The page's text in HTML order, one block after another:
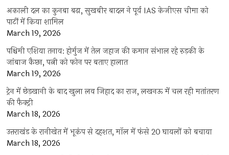
अकाली दल का कुनबा बढ़ा, सुखबीर बादल ने पूर्व IAS केजीएस चीमा को
पार्टी में किया शामिल
March 19, 2026
पश्चिमी एशिया तनाव: होर्मुज में तेल जहाज की कमान संभाल रहे रुड़की के
जांबाज कैप्टन, पत्नी को फोन पर बताए हालात
March 19, 2026
ट्रेन में छेड़खानी के बाद खुला लव जिहाद का राज, लखनऊ में चल रही मतांतरण
की फैक्ट्री
March 18, 2026
उत्तराखंड के रानीखेत में भूकंप से दहशत, मॉल में फंसे 20 घायलों को बचाया
March 18, 2026